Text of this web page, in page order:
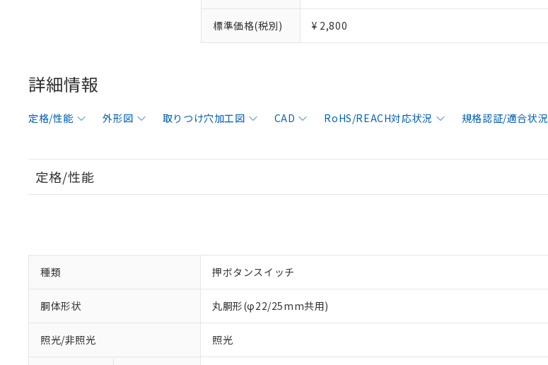
標準価格(税別) ¥ 2,800
詳細情報
定格/性能 外形図 取りつけ穴加工図 CAD RoHS/REACH対応状況 規格認証/適合状況
定格/性能
種類 押ボタンスイッチ
胴体形状 丸胴形(φ22/25mm共用)
照光/非照光 照光